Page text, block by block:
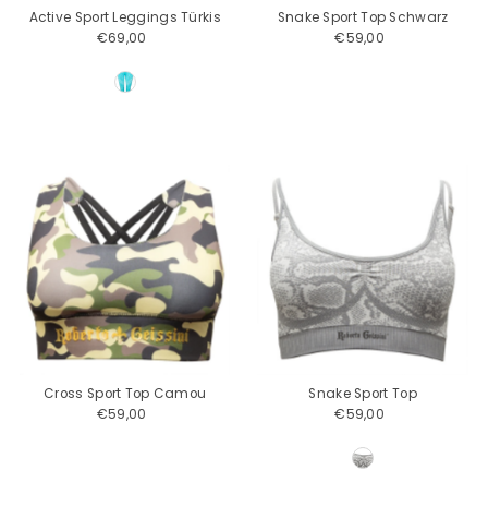
Active Sport Leggings Türkis
Regulärer
€69,00
Snake Sport Top Schwarz
Regulärer
€59,00
Cross Sport Top Camou
Regulärer
€59,00
Snake Sport Top
Regulärer
€59,00